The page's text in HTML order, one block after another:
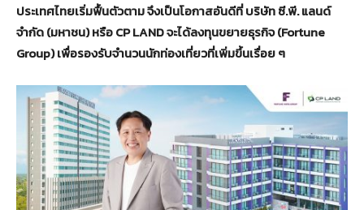
ประเทศไทยเริ่มฟื้นตัวตาม จึงเป็นโอกาสอันดีที่ บริษัท ซี.พี. แลนด์
จำกัด (มหาชน) หรือ CP LAND จะได้ลงทุนขยายธุรกิจ (Fortune
Group) เพื่อรองรับจำนวนนักท่องเที่ยวที่เพิ่มขึ้นเรื่อย ๆ